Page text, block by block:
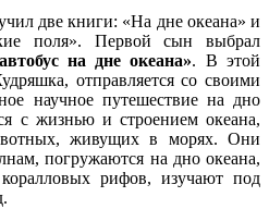
две книги: «На дне океана» и
поля». Первой сын выбрал
на дне океана». В этой
отправляется со своими
научное путешествие на дно
с жизнью и строением океана,
живущих в морях. Они
погружаются на дно океана,
рифов, изучают под